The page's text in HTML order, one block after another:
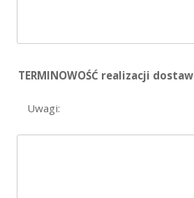
TERMINOWOŚĆ realizacji dostaw
Uwagi: